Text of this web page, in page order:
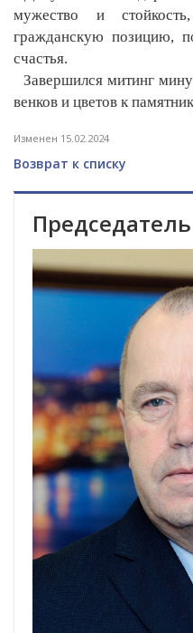
мужество и
гражданскую позицию,
счастья.
Завершился митинг
венков и цветов к
Изменен 15.02.2024
Возврат к списку
Председатель